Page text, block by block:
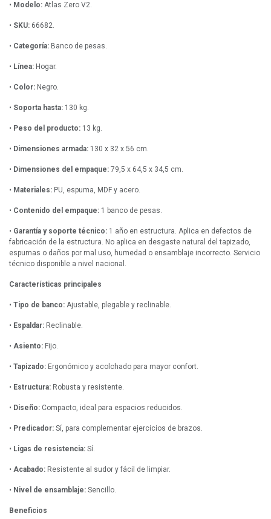
• Modelo: Atlas Zero V2.
• SKU: 66682.
• Categoría: Banco de pesas.
• Línea: Hogar.
• Color: Negro.
• Soporta hasta: 130 kg.
• Peso del producto: 13 kg.
• Dimensiones armada: 130 x 32 x 56 cm.
• Dimensiones del empaque: 79,5 x 64,5 x 34,5 cm.
• Materiales: PU, espuma, MDF y acero.
• Contenido del empaque: 1 banco de pesas.
• Garantía y soporte técnico: 1 año en estructura. Aplica en defectos de
fabricación de la estructura. No aplica en desgaste natural del tapizado,
espumas o daños por mal uso, humedad o ensamblaje incorrecto. Servicio
técnico disponible a nivel nacional.
Características principales
• Tipo de banco: Ajustable, plegable y reclinable.
• Espaldar: Reclinable.
• Asiento: Fijo.
• Tapizado: Ergonómico y acolchado para mayor confort.
• Estructura: Robusta y resistente.
• Diseño: Compacto, ideal para espacios reducidos.
• Predicador: Sí, para complementar ejercicios de brazos.
• Ligas de resistencia: Sí.
• Acabado: Resistente al sudor y fácil de limpiar.
• Nivel de ensamblaje: Sencillo.
Beneficios